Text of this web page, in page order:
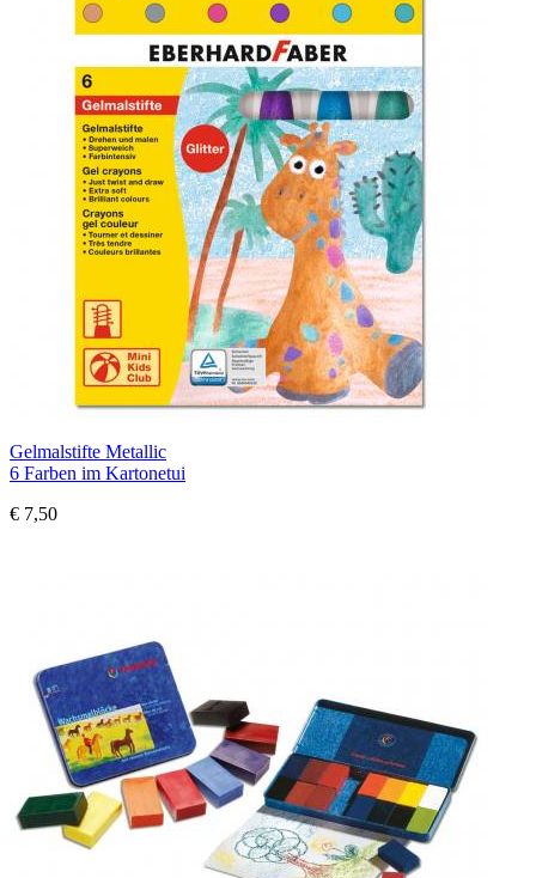
Gelmalstifte Metallic
6 Farben im Kartonetui
€ 7,50